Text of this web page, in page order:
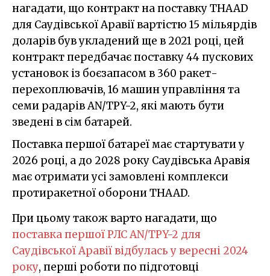
нагадати, що контракт на поставку THAAD
для Саудівської Аравії вартістю 15 мільярдів
доларів був укладений ще в 2021 році, цей
контракт передбачає поставку 44 пускових
установок із боєзапасом в 360 ракет-
перехоплювачів, 16 машин управління та
семи радарів AN/TPY-2, які мають бути
зведені в сім батарей.
Поставка першої батареї має стартувати у
2026 році, а до 2028 року Саудівська Аравія
має отримати усі замовлені комплекси
протиракетної оборони THAAD.
При цьому також варто нагадати, що
поставка першої РЛС AN/TPY-2 для
Саудівської Аравії відбулась у вересні 2024
року, перші роботи по підготовці